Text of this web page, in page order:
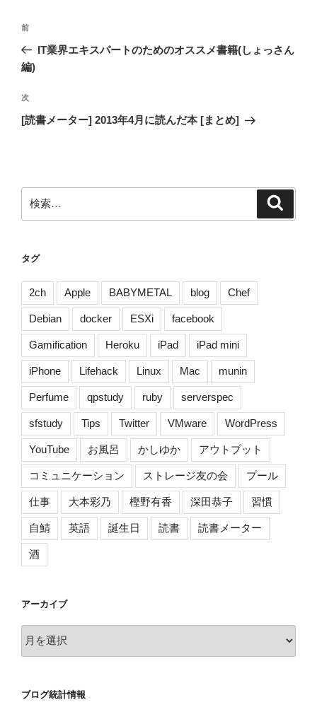
投
ナ
ゲ
ー
前
の
投
前
IT業界エキスパートのためのオススメ書籍(しょっさん
編)
次
の
次
[読書メーター] 2013年4月に読んだ本 [まとめ]
索:
タグ
2ch Apple BABYMETAL blog Chef
Debian docker ESXi facebook
Gamification Heroku iPad iPad mini
iPhone Lifehack Linux Mac munin
Perfume qpstudy ruby serverspec
sfstudy Tips Twitter VMware WordPress
YouTube お風呂 かしゆか アウトプット
コミュニケーション ストレージ友の会 プール
仕事 大本彩乃 樫野有香 深田恭子 習慣
自鯖 英語 誕生日 読書 読書メーター
酒
アーカイブ
ー
ブ
ブログ統計情報